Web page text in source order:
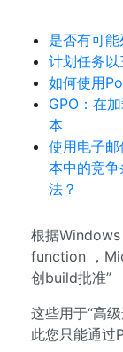
是否有可
计划任务
如何使用
GPO：在
本
使用电子
本中的竞
法？
根据
function ，
创build批准”
这些用于“高
此您只能通过